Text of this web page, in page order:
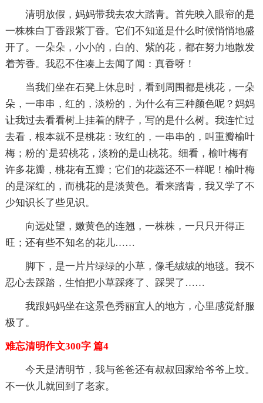
清明放假，妈妈带我去农大踏青。首先映入眼帘的是
一株株白丁香跟紫丁香。它们不知道是什么时候悄悄地盛
开了。一朵朵，小小的，白的、紫的花，都在努力地散发
着芳香。我忍不住凑上去闻了闻：真香呀！
当我们坐在石凳上休息时，看到周围都是桃花，一朵
朵，一串串，红的，淡粉的，为什么有三种颜色呢？妈妈
让我过去看看树上挂着的牌子，写的是什么树。我连忙过
去看，根本就不是桃花：玫红的，一串串的，叫重瓣榆叶
梅；粉的`是碧桃花，淡粉的是山桃花。细看，榆叶梅有
许多花瓣，桃花有五瓣；它们的花蕊还不一样呢！榆叶梅
的是深红的，而桃花的是淡黄色。看来踏青，我又学了不
少知识长了些见识。
向远处望，嫩黄色的连翘，一株株，一只只开得正
旺；还有些不知名的花儿……
脚下，是一片片绿绿的小草，像毛绒绒的地毯。我不
忍心去踩踏，生怕把小草踩疼了、踩哭了……
我跟妈妈坐在这景色秀丽宜人的地方，心里感觉舒服
极了。
难忘清明作文300字 篇4
今天是清明节，我与爸爸还有叔叔回家给爷爷上坟。
不一伙儿就回到了老家。